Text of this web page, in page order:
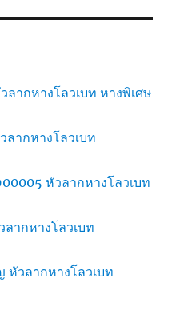
ากหางโลวเบท หางพิเศษ
ลากหางโลวเบท
หัวลากหางโลวเบท
ากหางโลวเบท
หัวลากหางโลวเบท